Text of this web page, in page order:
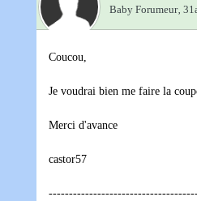
Baby Forumeur‚
Coucou,
Je voudrai bien me faire la
Merci d'avance
castor57